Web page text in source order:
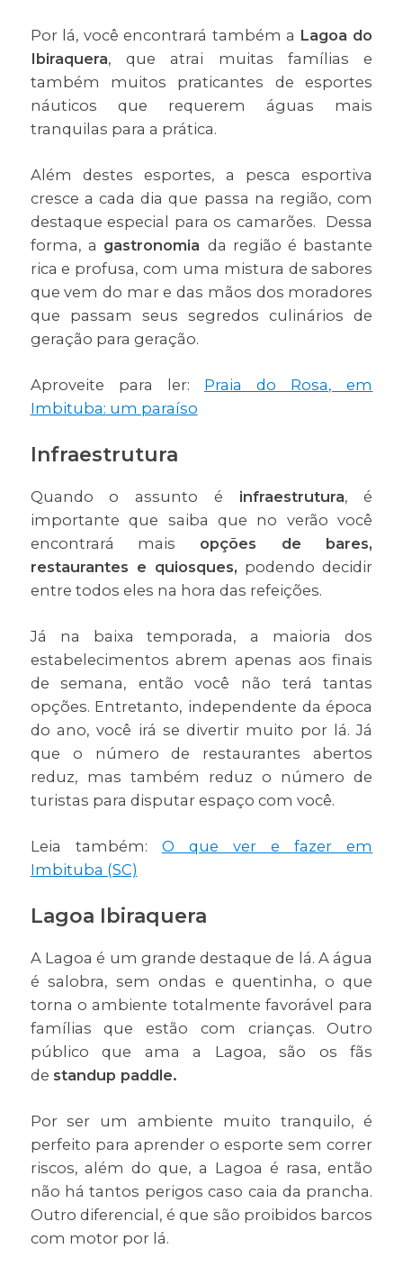
Por lá, você encontrará também a Lagoa do
Ibiraquera, que atrai muitas famílias e
também muitos praticantes de esportes
náuticos que requerem águas mais
tranquilas para a prática.
Além destes esportes, a pesca esportiva
cresce a cada dia que passa na região, com
destaque especial para os camarões. Dessa
forma, a gastronomia da região é bastante
rica e profusa, com uma mistura de sabores
que vem do mar e das mãos dos moradores
que passam seus segredos culinários de
geração para geração.
Aproveite para ler: Praia do Rosa, em
Imbituba: um paraíso
Infraestrutura
Quando o assunto é infraestrutura, é
importante que saiba que no verão você
encontrará mais opções de bares,
restaurantes e quiosques, podendo decidir
entre todos eles na hora das refeições.
Já na baixa temporada, a maioria dos
estabelecimentos abrem apenas aos finais
de semana, então você não terá tantas
opções. Entretanto, independente da época
do ano, você irá se divertir muito por lá. Já
que o número de restaurantes abertos
reduz, mas também reduz o número de
turistas para disputar espaço com você.
Leia também: O que ver e fazer em
Imbituba (SC)
Lagoa Ibiraquera
A Lagoa é um grande destaque de lá. A água
é salobra, sem ondas e quentinha, o que
torna o ambiente totalmente favorável para
famílias que estão com crianças. Outro
público que ama a Lagoa, são os fãs
de standup paddle.
Por ser um ambiente muito tranquilo, é
perfeito para aprender o esporte sem correr
riscos, além do que, a Lagoa é rasa, então
não há tantos perigos caso caia da prancha.
Outro diferencial, é que são proibidos barcos
com motor por lá.